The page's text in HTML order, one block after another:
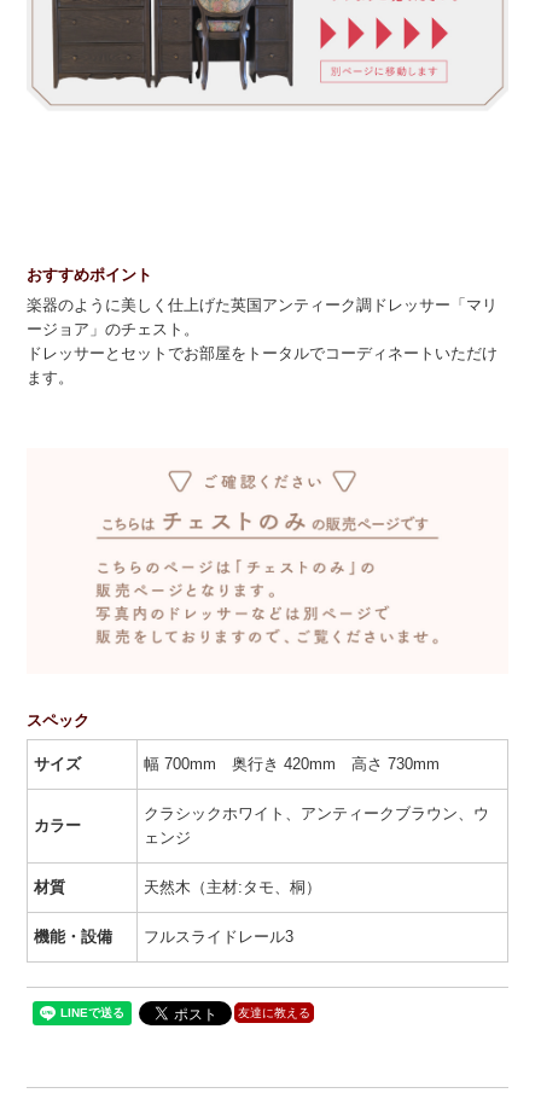
おすすめポイント
楽器のように美しく仕上げた英国アンティーク調ドレッサー「マリ
ージョア」のチェスト。
ドレッサーとセットでお部屋をトータルでコーディネートいただけ
ます。
スペック
サイズ 幅 700mm 奥行き 420mm 高さ 730mm
カラー
クラシックホワイト、アンティークブラウン、ウ
ェンジ
材質 天然木（主材:タモ、桐）
機能・設備 フルスライドレール3
友達に教える